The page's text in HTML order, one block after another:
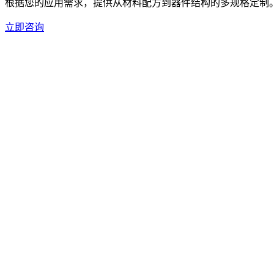
根据您的应用需求，提供从材料配方到器件结构的多规格定制
立即咨询